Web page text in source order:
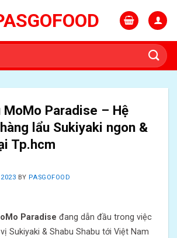
Paradise – Hệ
lẩu Sukiyaki ngon &
Tp.hcm
BY PASGOFOOD
Paradise đang dẫn đầu trong việc
Sukiyaki & Shabu Shabu tới Việt Nam